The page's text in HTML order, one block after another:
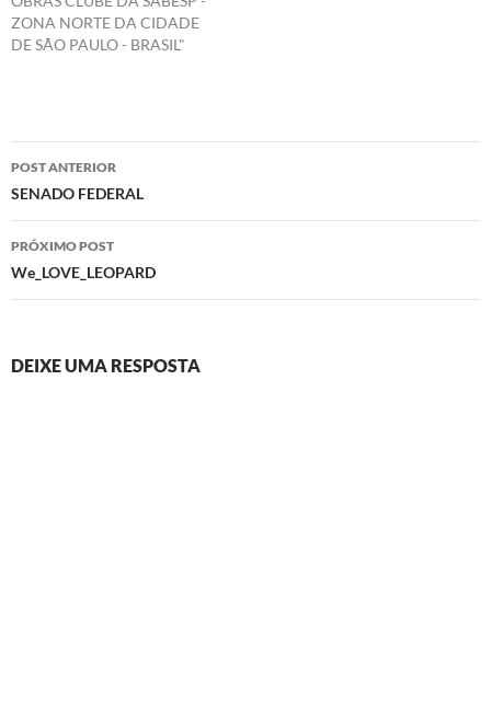
ZONA NORTE DA CIDADE
DE SÃO PAULO - BRASIL"
Navegação
de
posts
POST ANTERIOR
SENADO FEDERAL
PRÓXIMO POST
We_LOVE_LEOPARD
DEIXE UMA RESPOSTA